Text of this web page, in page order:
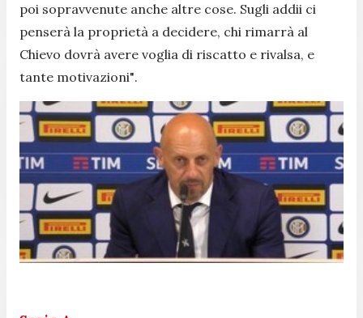
poi sopravvenute anche altre cose. Sugli addii ci
penserà la proprietà a decidere, chi rimarrà al
Chievo dovrà avere voglia di riscatto e rivalsa, e
tante motivazioni".